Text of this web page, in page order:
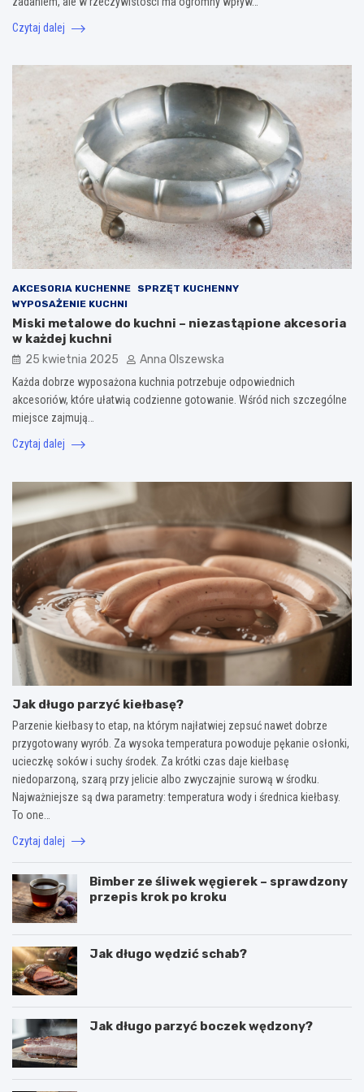
Czytaj dalej
AKCESORIA KUCHENNE
SPRZĘT KUCHENNY
WYPOSAŻENIE KUCHNI
Miski metalowe do kuchni – niezastąpione akcesoria
w każdej kuchni
25 kwietnia 2025 Anna Olszewska
Każda dobrze wyposażona kuchnia potrzebuje odpowiednich
akcesoriów, które ułatwią codzienne gotowanie. Wśród nich szczególne
miejsce zajmują…
Czytaj dalej
Jak długo parzyć kiełbasę?
Parzenie kiełbasy to etap, na którym najłatwiej zepsuć nawet dobrze
przygotowany wyrób. Za wysoka temperatura powoduje pękanie osłonki,
ucieczkę soków i suchy środek. Za krótki czas daje kiełbasę
niedoparzoną, szarą przy jelicie albo zwyczajnie surową w środku.
Najważniejsze są dwa parametry: temperatura wody i średnica kiełbasy.
To one…
Czytaj dalej
Bimber ze śliwek węgierek – sprawdzony
przepis krok po kroku
Jak długo wędzić schab?
Jak długo parzyć boczek wędzony?